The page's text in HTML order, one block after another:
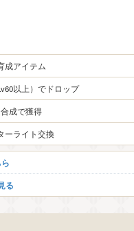
成アイテム
以上）でドロップ
合成で獲得
ーライト交換
る